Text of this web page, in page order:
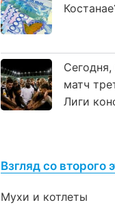
матч
Лиги
Взгляд со второго
Мухи и котлеты